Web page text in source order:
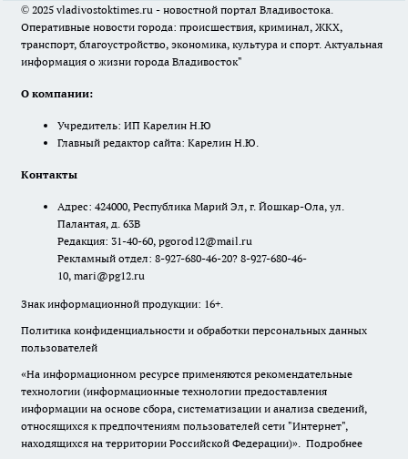
© 2025 vladivostoktimes.ru - новостной портал Владивостока.
Оперативные новости города: происшествия, криминал, ЖКХ,
транспорт, благоустройство, экономика, культура и спорт. Актуальная
информация о жизни города Владивосток"
О компании:
Учредитель: ИП Карелин Н.Ю
Главный редактор сайта: Карелин Н.Ю.
Контакты
Адрес: 424000, Республика Марий Эл, г. Йошкар-Ола, ул.
Палантая, д. 63В
Редакция: 31-40-60, pgorod12@mail.ru
Рекламный отдел: 8-927-680-46-20? 8-927-680-46-
10, mari@pg12.ru
Знак информационной продукции: 16+.
Политика конфиденциальности и обработки персональных данных
пользователей
«На информационном ресурсе применяются рекомендательные
технологии (информационные технологии предоставления
информации на основе сбора, систематизации и анализа сведений,
относящихся к предпочтениям пользователей сети "Интернет",
находящихся на территории Российской Федерации)». Подробнее